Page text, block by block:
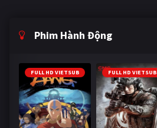
Phim Hành Động
FULL HD VIETSUB FULL HD VIETSUB